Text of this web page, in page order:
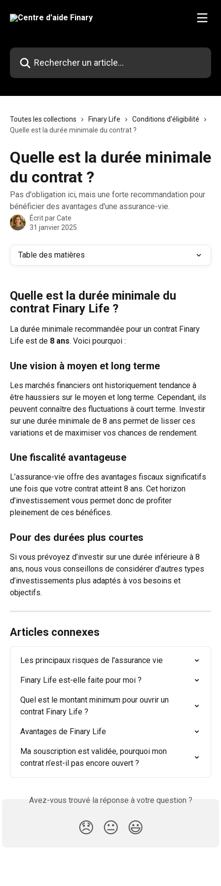
Rechercher un article...
Toutes les collections Finary Life
Conditions d’éligibilité
Quelle est la durée minimale du contrat ?
Quelle est la durée minimale
du contrat ?
Pas d'obligation ici, mais une forte recommandation pour
bénéficier des avantages d'une assurance-vie.
Écrit parCate
31 janvier 2025
Table des matières
Quelle est la durée minimale du
contrat Finary Life ?
La durée minimale recommandée pour un contrat Finary
Life est de 8 ans. Voici pourquoi :
Une vision à moyen et long terme
Les marchés financiers ont historiquement tendance à
être haussiers sur le moyen et long terme. Cependant, ils
peuvent connaître des fluctuations à court terme. Investir
sur une durée minimale de 8 ans permet de lisser ces
variations et de maximiser vos chances de rendement.
Une fiscalité avantageuse
L’assurance-vie offre des avantages fiscaux significatifs
une fois que votre contrat atteint 8 ans. Cet horizon
d’investissement vous permet donc de profiter
pleinement de ces bénéfices.
Pour des durées plus courtes
Si vous prévoyez d’investir sur une durée inférieure à 8
ans, nous vous conseillons de considérer d’autres types
d’investissements plus adaptés à vos besoins et
objectifs.
Articles connexes
Les principaux risques de l'assurance vie
Finary Life est-elle faite pour moi ?
Quel est le montant minimum pour ouvrir un
contrat Finary Life ?
Avantages de Finary Life
Ma souscription est validée, pourquoi mon
contrat n’est-il pas encore ouvert ?
Avez-vous trouvé la réponse à votre question ?
😞 😐 😃